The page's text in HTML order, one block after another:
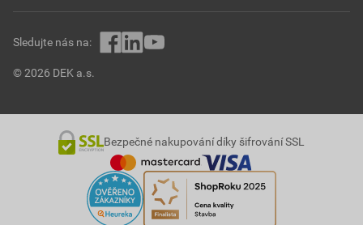
© 2026 DEK a.s.
Sledujte nás na:
Bezpečné nakupování díky šifrování SSL